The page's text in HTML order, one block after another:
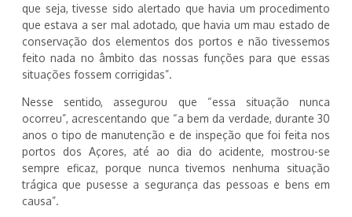
que seja, tivesse sido alertado que havia um procedimento
que estava a ser mal adotado, que havia um mau estado de
conservação dos elementos dos portos e não tivessemos
feito nada no âmbito das nossas funções para que essas
situações fossem corrigidas”.
Nesse sentido, assegurou que “essa situação nunca
ocorreu”, acrescentando que “a bem da verdade, durante 30
anos o tipo de manutenção e de inspeção que foi feita nos
portos dos Açores, até ao dia do acidente, mostrou-se
sempre eficaz, porque nunca tivemos nenhuma situação
trágica que pusesse a segurança das pessoas e bens em
causa”.